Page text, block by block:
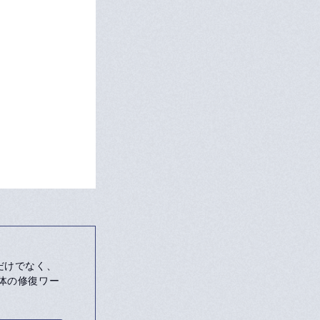
でなく、
の修復ワー